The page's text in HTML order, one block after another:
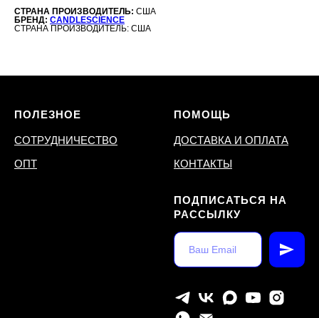
СТРАНА ПРОИЗВОДИТЕЛЬ: США
БРЕНД: CANDLESCIENCE
СТРАНА ПРОИЗВОДИТЕЛЬ: США
ПОЛЕЗНОЕ
СОТРУДНИЧЕСТВО
ОПТ
ПОМОЩЬ
ДОСТАВКА И ОПЛАТА
КОНТАКТЫ
ПОДПИСАТЬСЯ НА
РАССЫЛКУ